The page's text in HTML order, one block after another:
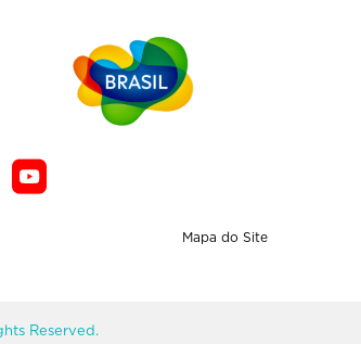
Mapa do Site
Reserved.